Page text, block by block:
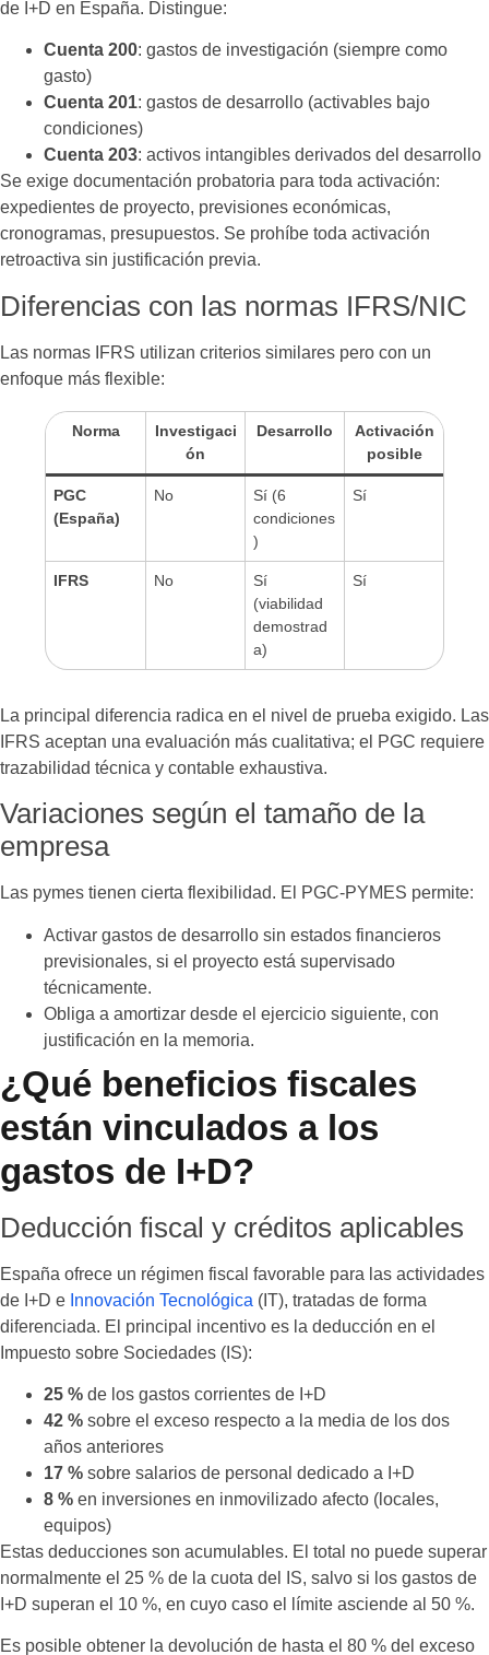
de I+D en España. Distingue:
Cuenta 200: gastos de investigación (siempre como
gasto)
Cuenta 201: gastos de desarrollo (activables bajo
condiciones)
Cuenta 203: activos intangibles derivados del desarrollo
Se exige documentación probatoria para toda activación:
expedientes de proyecto, previsiones económicas,
cronogramas, presupuestos. Se prohíbe toda activación
retroactiva sin justificación previa.
Diferencias con las normas IFRS/NIC
Las normas IFRS utilizan criterios similares pero con un
enfoque más flexible:
Norma
Investigaci
ón
Desarrollo
Activación
posible
PGC
(España)
No
Sí (6
condiciones
)
Sí
IFRS No
Sí
(viabilidad
demostrad
a)
Sí
La principal diferencia radica en el nivel de prueba exigido. Las
IFRS aceptan una evaluación más cualitativa; el PGC requiere
trazabilidad técnica y contable exhaustiva.
Variaciones según el tamaño de la
empresa
Las pymes tienen cierta flexibilidad. El PGC-PYMES permite:
Activar gastos de desarrollo sin estados financieros
previsionales, si el proyecto está supervisado
técnicamente.
Obliga a amortizar desde el ejercicio siguiente, con
justificación en la memoria.
¿Qué beneficios fiscales
están vinculados a los
gastos de I+D?
Deducción fiscal y créditos aplicables
España ofrece un régimen fiscal favorable para las actividades
de I+D e Innovación Tecnológica (IT), tratadas de forma
diferenciada. El principal incentivo es la deducción en el
Impuesto sobre Sociedades (IS):
25 % de los gastos corrientes de I+D
42 % sobre el exceso respecto a la media de los dos
años anteriores
17 % sobre salarios de personal dedicado a I+D
8 % en inversiones en inmovilizado afecto (locales,
equipos)
Estas deducciones son acumulables. El total no puede superar
normalmente el 25 % de la cuota del IS, salvo si los gastos de
I+D superan el 10 %, en cuyo caso el límite asciende al 50 %.
Es posible obtener la devolución de hasta el 80 % del exceso